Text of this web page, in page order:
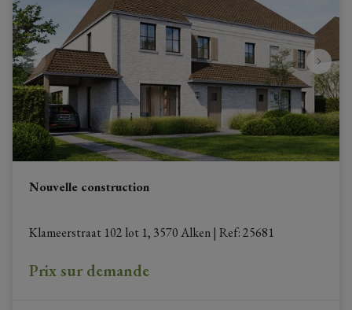
Nouvelle construction
Klameerstraat 102 lot 1, 3570 Alken | Ref: 25681
Prix sur demande